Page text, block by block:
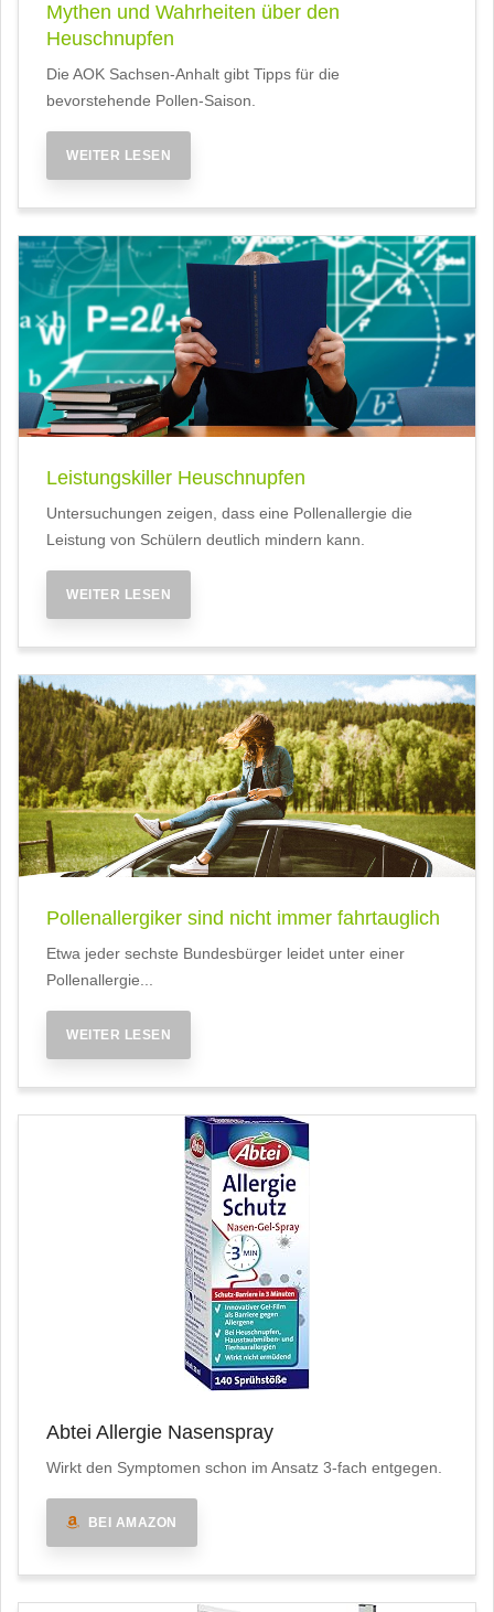
Mythen und Wahrheiten über den
Heuschnupfen
Die AOK Sachsen-Anhalt gibt Tipps für die
bevorstehende Pollen-Saison.
WEITER LESEN
Leistungskiller Heuschnupfen
Untersuchungen zeigen, dass eine Pollenallergie die
Leistung von Schülern deutlich mindern kann.
WEITER LESEN
Pollenallergiker sind nicht immer fahrtauglich
Etwa jeder sechste Bundesbürger leidet unter einer
Pollenallergie...
WEITER LESEN
Abtei Allergie Nasenspray
Wirkt den Symptomen schon im Ansatz 3-fach entgegen.
BEI AMAZON